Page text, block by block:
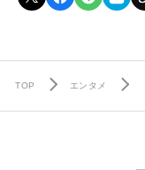
TOP エンタメ